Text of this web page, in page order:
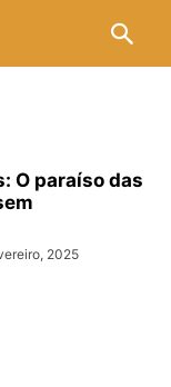
O paraíso das
2025